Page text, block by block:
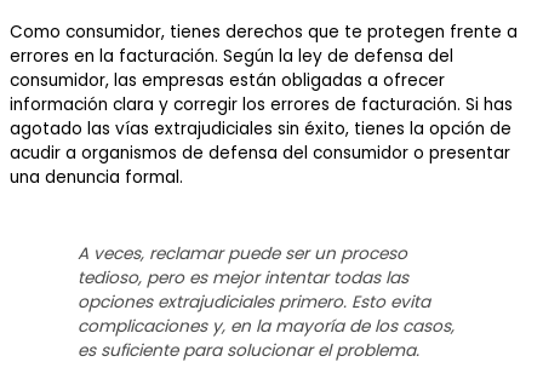
Como consumidor, tienes derechos que te protegen frente a
errores en la facturación. Según la ley de defensa del
consumidor, las empresas están obligadas a ofrecer
información clara y corregir los errores de facturación. Si has
agotado las vías extrajudiciales sin éxito, tienes la opción de
acudir a organismos de defensa del consumidor o presentar
una denuncia formal.
A veces, reclamar puede ser un proceso
tedioso, pero es mejor intentar todas las
opciones extrajudiciales primero. Esto evita
complicaciones y, en la mayoría de los casos,
es suficiente para solucionar el problema.